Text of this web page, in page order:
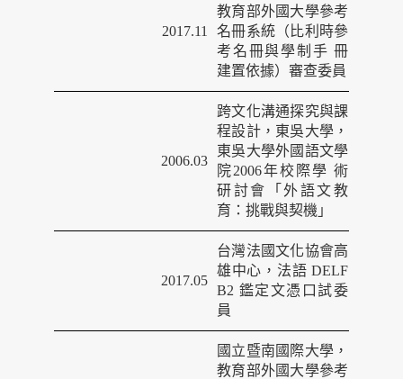
2017.11
教育部外國大學參考
名冊系統（比利時參
考名冊與學制手 冊
建置依據）審查委員
2006.03
跨文化溝通探究與課
程設計，東吳大學，
東吳大學外國語文學
院2006年校際學 術
研討會「外語文教
育：挑戰與契機」
2017.05
台灣法國文化協會高
雄中心，法語 DELF
B2 鑑定文憑口試委
員
國立暨南國際大學，
教育部外國大學參考